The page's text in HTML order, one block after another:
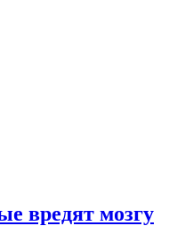
вредят мозгу